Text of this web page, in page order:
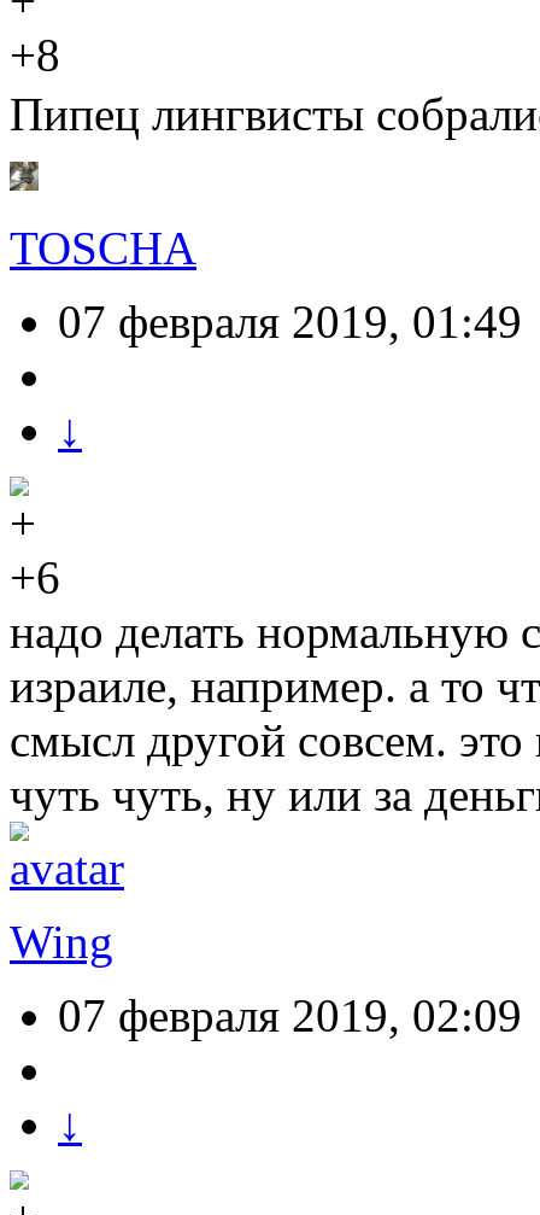
+8
Пипец лингвисты
TOSCHA
07 февраля 2019, 01:49
↓
+6
надо делать нормальную
израиле, например. а то
смысл другой совсем. это
чуть чуть, ну или за
Wing
07 февраля 2019, 02:09
↓